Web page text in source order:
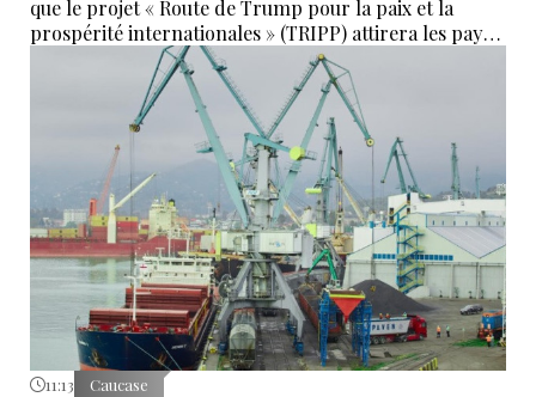
que le projet « Route de Trump pour la paix et la
prospérité internationales » (TRIPP) attirera les pays
de la région, mais il a également déclaré que
l’instabilité régionale pourrait entraver sa mise en
11:13 Caucase